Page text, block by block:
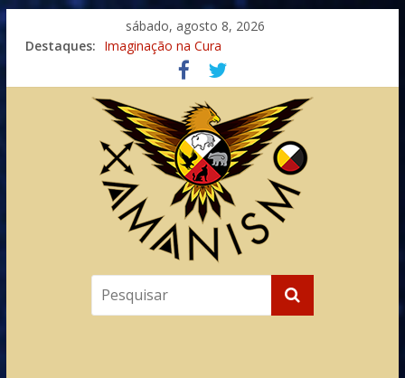
sábado, agosto 8, 2026
Destaques: Imaginação na Cura
Meditando nas Sombras
Autosuficiência: A Jornada do Espírito Ancestral
Xamanismo Universal
Totens – Caminho Espiritual – Crescimento